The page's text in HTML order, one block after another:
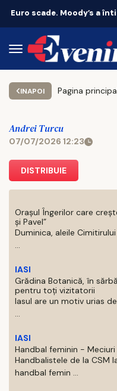
INAPOI Pagina
Andrei Turcu
07/07/2026 12:23
DISTRIBUIE
Orașul Îngerilor care
și Pavel”
Duminica, aleile
...
IASI
Grădina Botanică, în
pentru toți vizitatorii
Iasul are un motiv urias
...
IASI
Handbal feminin -
Handbalistele de la CSM
handbal femin ...